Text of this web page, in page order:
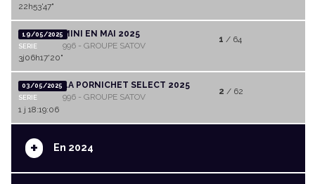
22h53'47"
19/05/2025
SERIE
MINI EN MAI 2025
996 - GROUPE SATOV
1 / 64
3j06h17'20"
03/05/2025
SERIE
LA PORNICHET SELECT 2025
996 - GROUPE SATOV
2 / 62
1 j 18:19:06
+ En 2024